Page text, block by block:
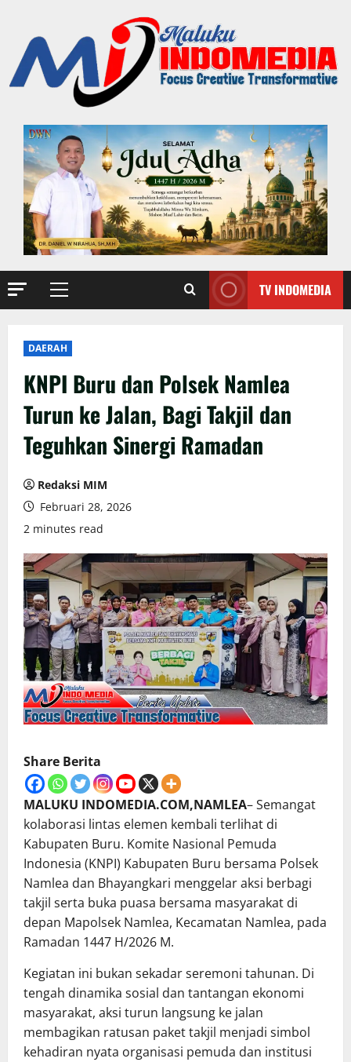
TV INDOMEDIA
DAERAH
KNPI Buru dan Polsek Namlea
Turun ke Jalan, Bagi Takjil dan
Teguhkan Sinergi Ramadan
Redaksi MIM
Februari 28, 2026
2 minutes read
Share Berita
MALUKU INDOMEDIA.COM,NAMLEA– Semangat
kolaborasi lintas elemen kembali terlihat di
Kabupaten Buru. Komite Nasional Pemuda
Indonesia (KNPI) Kabupaten Buru bersama Polsek
Namlea dan Bhayangkari menggelar aksi berbagi
takjil serta buka puasa bersama masyarakat di
depan Mapolsek Namlea, Kecamatan Namlea, pada
Ramadan 1447 H/2026 M.
Kegiatan ini bukan sekadar seremoni tahunan. Di
tengah dinamika sosial dan tantangan ekonomi
masyarakat, aksi turun langsung ke jalan
membagikan ratusan paket takjil menjadi simbol
kehadiran nyata organisasi pemuda dan institusi